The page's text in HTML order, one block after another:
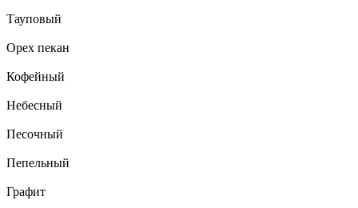
Тауповый
Орех пекан
Кофейный
Небесный
Песочный
Пепельный
Графит